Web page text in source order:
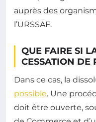
auprès des
l’URSSAF.
QUE FAIRE SI
CESSATION DE
Dans ce cas, la
possible. Une
doit être ouverte,